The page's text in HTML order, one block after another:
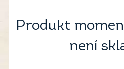
Produkt
není